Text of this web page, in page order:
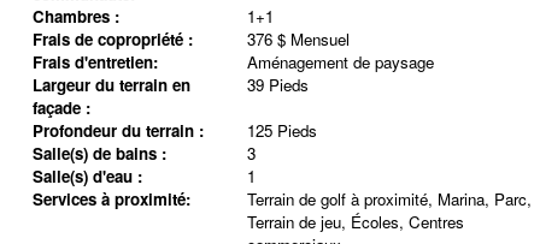
Chambres :
1+1
Frais de copropriété :
376 $ Mensuel
Frais d'entretien:
Aménagement de paysage
Largeur du terrain en
façade :
39 Pieds
Profondeur du terrain :
125 Pieds
Salle(s) de bains :
3
Salle(s) d'eau :
1
Services à proximité:
Terrain de golf à proximité, Marina, Parc,
Terrain de jeu, Écoles, Centres